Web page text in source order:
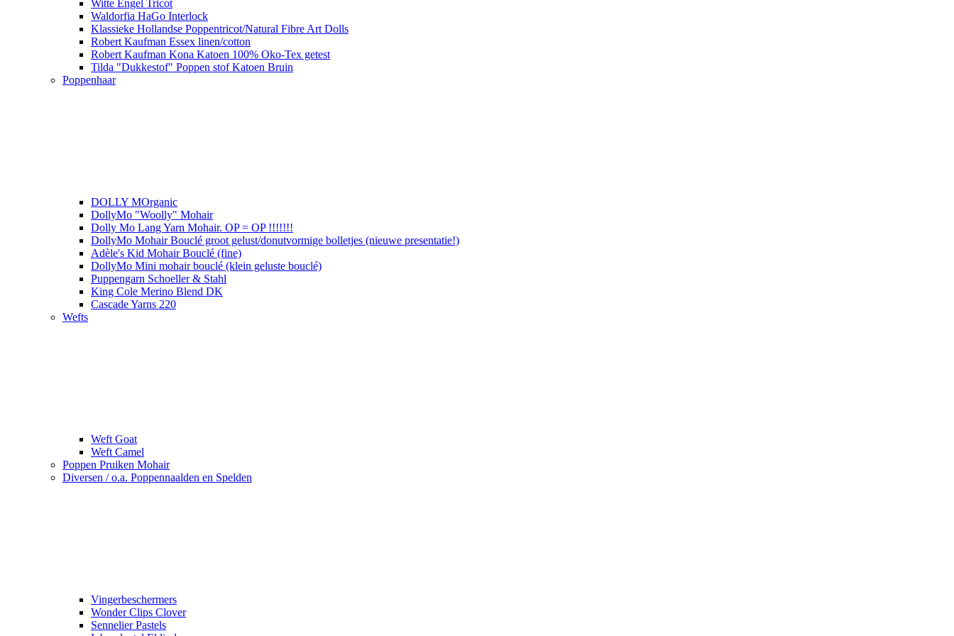
Witte Engel Tricot
Waldorfia HaGo Interlock
Klassieke Hollandse Poppentricot/Natural Fibre Art Dolls
Robert Kaufman Essex linen/cotton
Robert Kaufman Kona Katoen 100% Oko-Tex getest
Tilda "Dukkestof" Poppen stof Katoen Bruin
Poppenhaar
DOLLY MOrganic
DollyMo "Woolly" Mohair
Dolly Mo Lang Yarn Mohair. OP = OP !!!!!!!
DollyMo Mohair Bouclé groot gelust/donutvormige bolletjes (nieuwe presentatie!)
Adèle's Kid Mohair Bouclé (fine)
DollyMo Mini mohair bouclé (klein geluste bouclé)
Puppengarn Schoeller & Stahl
King Cole Merino Blend DK
Cascade Yarns 220
Wefts
Weft Goat
Weft Camel
Poppen Pruiken Mohair
Diversen / o.a. Poppennaalden en Spelden
Vingerbeschermers
Wonder Clips Clover
Sennelier Pastels